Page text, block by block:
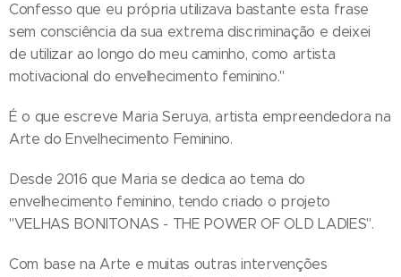
Confesso que eu própria utilizava bastante esta frase
sem consciência da sua extrema discriminação e deixei
de utilizar ao longo do meu caminho, como artista
motivacional do envelhecimento feminino."
É o que escreve Maria Seruya, artista empreendedora na
Arte do Envelhecimento Feminino.
Desde 2016 que Maria se dedica ao tema do
envelhecimento feminino, tendo criado o projeto
"VELHAS BONITONAS - THE POWER OF OLD LADIES".
Com base na Arte e muitas outras intervenções